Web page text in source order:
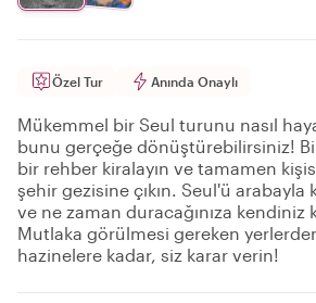
Özel Tur Anında Onaylı
Mükemmel bir Seul turunu nasıl
bunu gerçeğe dönüştürebilirsiniz!
bir rehber kiralayın ve tamamen
şehir gezisine çıkın. Seul'ü
ve ne zaman duracağınıza kendiniz
Mutlaka görülmesi gereken
hazinelere kadar, siz karar verin!